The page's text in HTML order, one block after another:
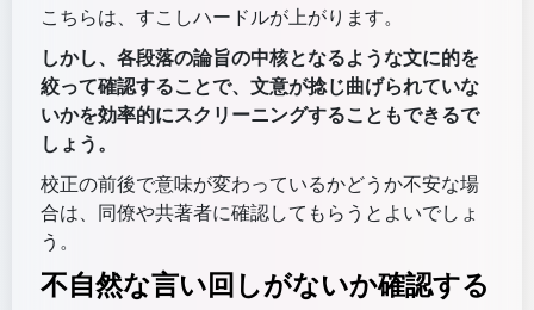
こちらは、すこしハードルが上がります。
しかし、各段落の論旨の中核となるような文に的を
絞って確認することで、文意が捻じ曲げられていな
いかを効率的にスクリーニングすることもできるで
しょう。
校正の前後で意味が変わっているかどうか不安な場
合は、同僚や共著者に確認してもらうとよいでしょ
う。
不自然な言い回しがないか確認する